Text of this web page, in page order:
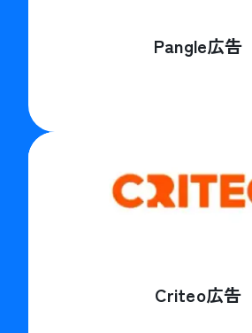
Pangle広告
Criteo広告